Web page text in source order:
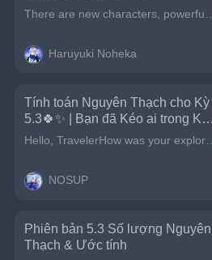
Haruyuki Noheka
Tính toán Nguyên Thạch cho Kỳ
5.3🍀✨️ | Bạn đã Kéo ai trong Kỳ
5.3? 🔥🔥
Hello, TravelerHow was your exploration in Natlan? This time I will estimate the total Primogems obtained during Version 5.3, and of course these results are not close to accurate and adjust back to y
NOSUP
Phiên bản 5.3 Số lượng Nguyên
Thạch & Ước tính